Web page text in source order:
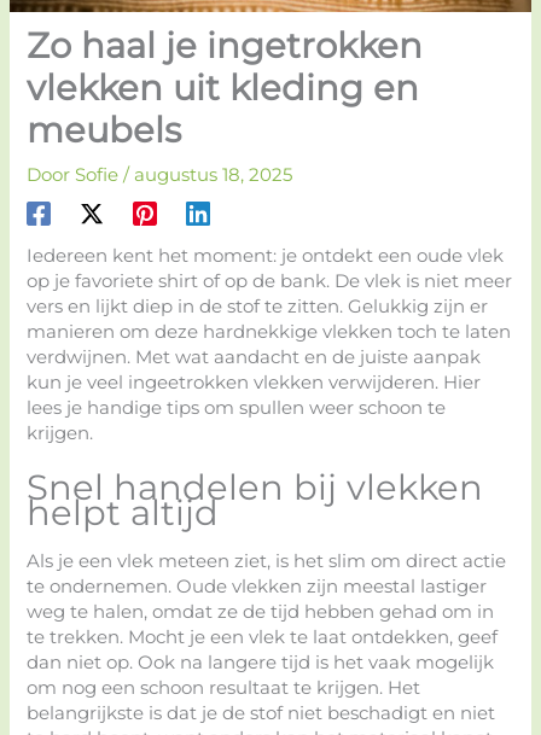
Zo haal je ingetrokken
vlekken uit kleding en
meubels
Door Sofie/ augustus 18, 2025
Iedereen kent het moment: je ontdekt een oude vlek
op je favoriete shirt of op de bank. De vlek is niet meer
vers en lijkt diep in de stof te zitten. Gelukkig zijn er
manieren om deze hardnekkige vlekken toch te laten
verdwijnen. Met wat aandacht en de juiste aanpak
kun je veel ingeetrokken vlekken verwijderen. Hier
lees je handige tips om spullen weer schoon te
krijgen.
Snel handelen bij vlekken
helpt altijd
Als je een vlek meteen ziet, is het slim om direct actie
te ondernemen. Oude vlekken zijn meestal lastiger
weg te halen, omdat ze de tijd hebben gehad om in
te trekken. Mocht je een vlek te laat ontdekken, geef
dan niet op. Ook na langere tijd is het vaak mogelijk
om nog een schoon resultaat te krijgen. Het
belangrijkste is dat je de stof niet beschadigt en niet